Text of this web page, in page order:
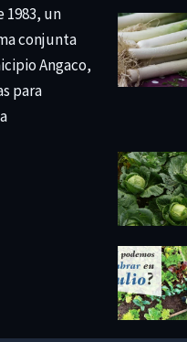
1983, un
conjunta
Angaco,
para